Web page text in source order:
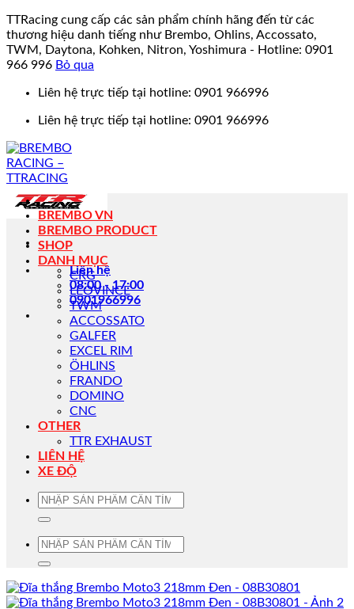
TTRacing cung cấp các sản phẩm chính hãng đến từ các
thương hiệu danh tiếng như Brembo, Ohlins, Accossato,
TWM, Daytona, Kohken, Nitron, Yoshimura - Hotline: 0901
966 996 Bỏ qua
Liên hệ trực tiếp tại hotline: 0901 966996
Liên hệ trực tiếp tại hotline: 0901 966996
Liên hệ
08:00 - 17:00
0901966996
BREMBO VN
BREMBO PRODUCT
SHOP
DANH MỤC
CRG
LEOVINCE
TWM
ACCOSSATO
GALFER
EXCEL RIM
ÖHLINS
FRANDO
DOMINO
CNC
OTHER
TTR EXHAUST
LIÊN HỆ
XE ĐỘ
Tìm
Tìm